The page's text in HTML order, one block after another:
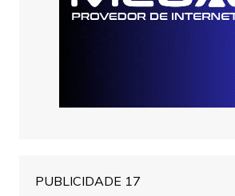
PUBLICIDADE 17